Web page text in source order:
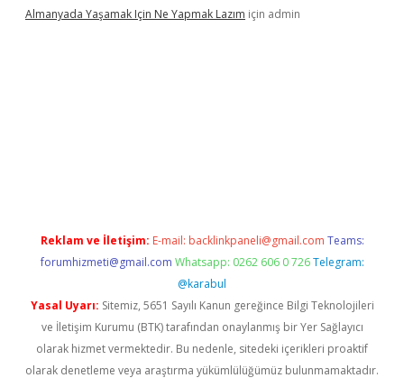
Almanyada Yaşamak Için Ne Yapmak Lazım için admin
Reklam ve İletişim: E-mail: backlinkpaneli@gmail.com Teams:
forumhizmeti@gmail.com Whatsapp: 0262 606 0 726 Telegram:
@karabul
Yasal Uyarı: Sitemiz, 5651 Sayılı Kanun gereğince Bilgi Teknolojileri
ve İletişim Kurumu (BTK) tarafından onaylanmış bir Yer Sağlayıcı
olarak hizmet vermektedir. Bu nedenle, sitedeki içerikleri proaktif
olarak denetleme veya araştırma yükümlülüğümüz bulunmamaktadır.